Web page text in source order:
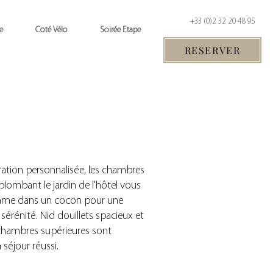
Côté Vélo Soirée Etape
+33 (0)2 32 20 48 95
RESERVER
personnalisée, les chambres
le jardin de l'hôtel vous
dans un cocon pour une
Nid douillets spacieux et
supérieures sont
séjour réussi.